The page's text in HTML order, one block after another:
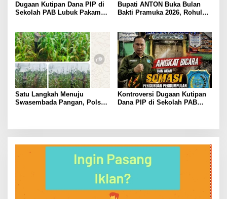
Dugaan Kutipan Dana PIP di
Sekolah PAB Lubuk Pakam
Bupati ANTON Buka Bulan
Bakti Pramuka 2026, Rohul
Satu Langkah Menuju
Swasembada Pangan, Polsek
Kontroversi Dugaan Kutipan
Dana PIP di Sekolah PAB